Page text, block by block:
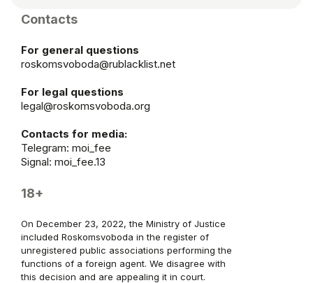
Contacts
For general questions
roskomsvoboda@rublacklist.net
For legal questions
legal@roskomsvoboda.org
Contacts for media:
Telegram: moi_fee
Signal: moi_fee.13
18+
On December 23, 2022, the Ministry of Justice
included Roskomsvoboda in the register of
unregistered public associations performing the
functions of a foreign agent. We disagree with
this decision and are appealing it in court.